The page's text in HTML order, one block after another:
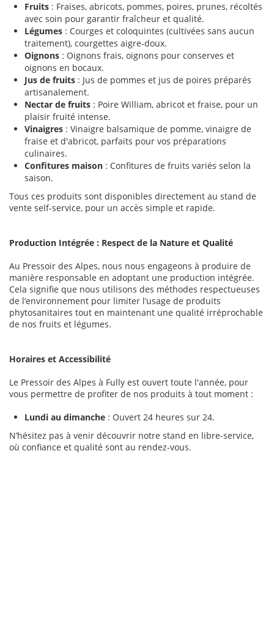
Fruits : Fraises, abricots, pommes, poires, prunes, récoltés
avec soin pour garantir fraîcheur et qualité.
Légumes : Courges et coloquintes (cultivées sans aucun
traitement), courgettes aigre-doux.
Oignons : Oignons frais, oignons pour conserves et
oignons en bocaux.
Jus de fruits : Jus de pommes et jus de poires préparés
artisanalement.
Nectar de fruits : Poire William, abricot et fraise, pour un
plaisir fruité intense.
Vinaigres : Vinaigre balsamique de pomme, vinaigre de
fraise et d'abricot, parfaits pour vos préparations
culinaires.
Confitures maison : Confitures de fruits variés selon la
saison.
Tous ces produits sont disponibles directement au stand de
vente self-service, pour un accès simple et rapide.
Production Intégrée : Respect de la Nature et Qualité
Au Pressoir des Alpes, nous nous engageons à produire de
manière responsable en adoptant une production intégrée.
Cela signifie que nous utilisons des méthodes respectueuses
de l’environnement pour limiter l’usage de produits
phytosanitaires tout en maintenant une qualité irréprochable
de nos fruits et légumes.
Horaires et Accessibilité
Le Pressoir des Alpes à Fully est ouvert toute l'année, pour
vous permettre de profiter de nos produits à tout moment :
Lundi au dimanche : Ouvert 24 heures sur 24.
N’hésitez pas à venir découvrir notre stand en libre-service,
où confiance et qualité sont au rendez-vous.